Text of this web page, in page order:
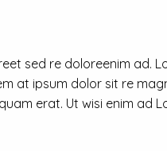
sed re doloreenim ad.
at ipsum dolor sit re
erat. Ut wisi enim ad